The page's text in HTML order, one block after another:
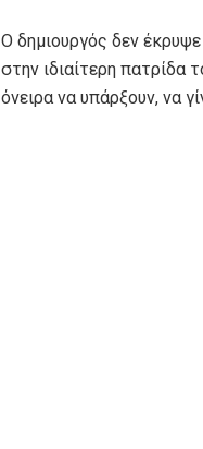
Ο δημιουργός δεν
στην ιδιαίτερη πατρίδα
όνειρα να υπάρξουν, να